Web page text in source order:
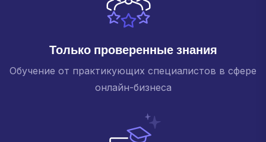
Только проверенные знания
Обучение от практикующих специалистов в сфере
онлайн-бизнеса